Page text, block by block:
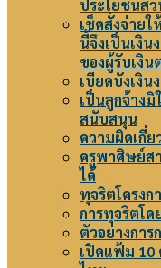
ประโยชน์ส่
เช็คสั่งจ่ายใ
นี้จึงเป็นเงิ
ของผู้รับเงิน
เบียดบังเงิ
เป็นลูกจ้าง
สนับสนุน
ความผิดเกี่ย
ครูพาศิษย์ส
ได้
ทุจริตโครง
การทุจริตโด
ตัวอย่างการ
เปิดแฟ้ม 10